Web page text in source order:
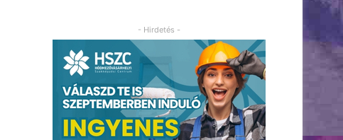
- Hirdetés -